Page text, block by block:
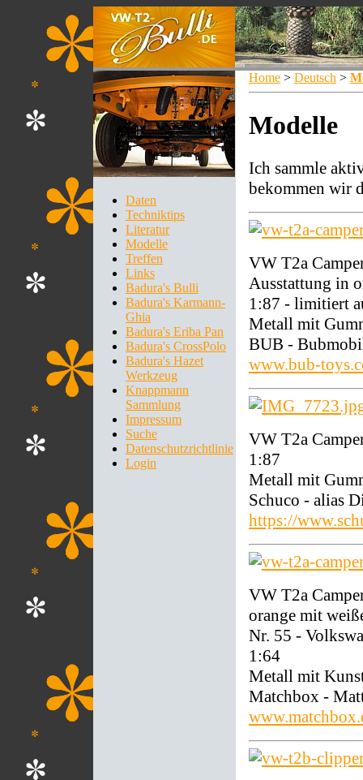
Daten
Techniktips
Literatur
Modelle
Treffen
Links
Badura's Bulli
Badura's Karmann-
Ghia
Badura's Eriba Pan
Badura's CrossPolo
Badura's Hazet
Werkzeug
Knappmann
Sammlung
Impressum
Suche
Datenschutzrichtlinie
Login
Home > Deutsch >
Modelle
Ich sammle
bekommen wir
VW T2a
Ausstattung in
1:87 - limitiert
Metall mit
BUB -
www.bub-
VW T2a
1:87
Metall mit
Schuco - alias
https://
VW T2a
orange mit
Nr. 55 -
1:64
Metall mit
Matchbox -